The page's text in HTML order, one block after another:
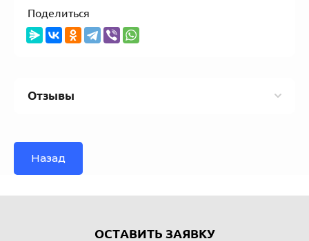
Поделиться
Отзывы
Назад
ОСТАВИТЬ ЗАЯВКУ